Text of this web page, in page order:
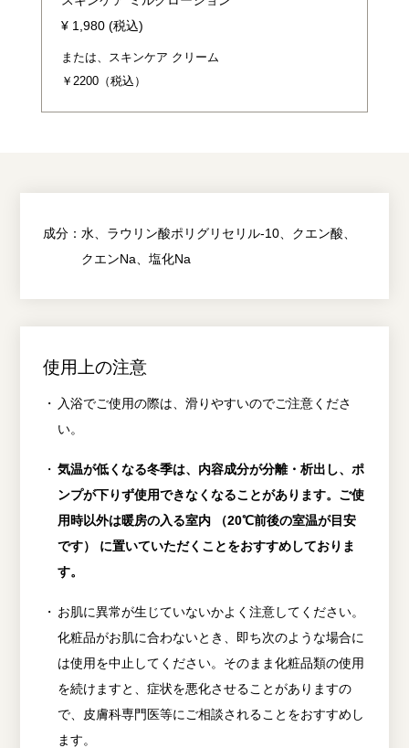
¥ 1,980 (税込)
または、スキンケア クリーム
￥2200（税込）
成分： 水、ラウリン酸ポリグリセリル-10、クエン酸、
クエンNa、塩化Na
使用上の注意
入浴でご使用の際は、滑りやすいのでご注意くださ
い。
気温が低くなる冬季は、内容成分が分離・析出し、ポ
ンプが下りず使用できなくなることがあります。ご使
用時以外は暖房の入る室内 （20℃前後の室温が目安
です） に置いていただくことをおすすめしておりま
す。
お肌に異常が生じていないかよく注意してください。
化粧品がお肌に合わないとき、即ち次のような場合に
は使用を中止してください。そのまま化粧品類の使用
を続けますと、症状を悪化させることがありますの
で、皮膚科専門医等にご相談されることをおすすめし
ます。